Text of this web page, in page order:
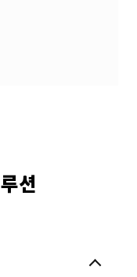
션